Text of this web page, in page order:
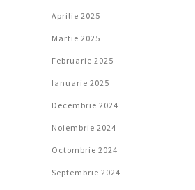
Aprilie 2025
Martie 2025
Februarie 2025
Ianuarie 2025
Decembrie 2024
Noiembrie 2024
Octombrie 2024
Septembrie 2024